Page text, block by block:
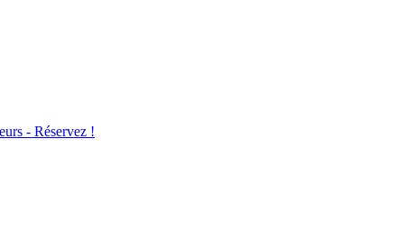
- Réservez !